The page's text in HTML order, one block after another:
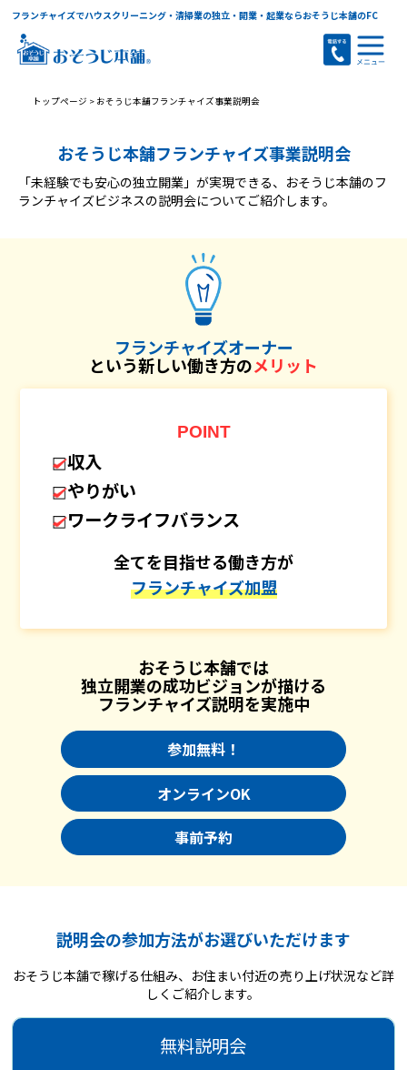
フランチャイズでハウスクリーニング・清掃業の独立・開業・起業ならおそうじ本舗のFC
トップページ > おそうじ本舗フランチャイズ事業説明会
おそうじ本舗フランチャイズ事業説明会
「未経験でも安心の独立開業」が実現できる、おそうじ本舗のフ
ランチャイズビジネスの説明会についてご紹介します。
フランチャイズオーナー
という新しい働き方のメリット
POINT
収入
やりがい
ワークライフバランス
全てを目指せる働き方が
フランチャイズ加盟
おそうじ本舗では
独立開業の成功ビジョンが描ける
フランチャイズ説明を実施中
参加無料！
オンラインOK
事前予約
説明会の参加方法がお選びいただけます
おそうじ本舗で稼げる仕組み、お住まい付近の売り上げ状況など詳
しくご紹介します。
無料説明会